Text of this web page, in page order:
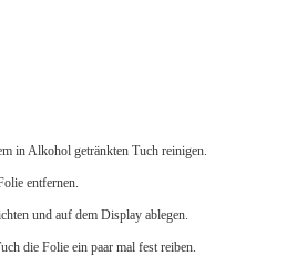
in Alkohol getränkten Tuch reinigen.
entfernen.
und auf dem Display ablegen.
die Folie ein paar mal fest reiben.